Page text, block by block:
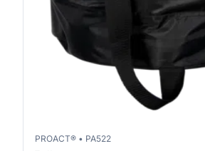
PROACT® • PA522